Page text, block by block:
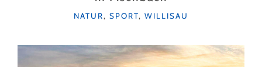
KATEGORIEN
NATUR, SPORT, WILLISAU